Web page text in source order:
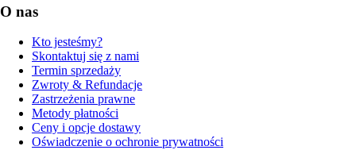
O nas
Kto jesteśmy?
Skontaktuj się z nami
Termin sprzedaży
Zwroty & Refundacje
Zastrzeżenia prawne
Metody płatności
Ceny i opcje dostawy
Oświadczenie o ochronie prywatności